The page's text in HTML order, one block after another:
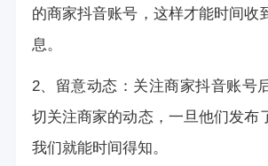
的商家抖音账号，这样才能时间收
息。
2、留意动态：关注商家抖音账号
切关注商家的动态，一旦他们发布
我们就能时间得知。